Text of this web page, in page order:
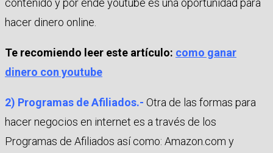
contenido y por ende youtube es una oportunidad para
hacer dinero online.
Te recomiendo leer este artículo: como ganar
dinero con youtube
2) Programas de Afiliados.- Otra de las formas para
hacer negocios en internet es a través de los
Programas de Afiliados así como: Amazon.com y